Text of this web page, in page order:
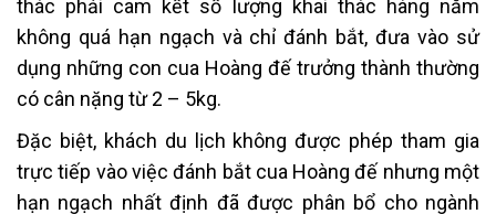
thác phải cam kết số lượng khai thác hàng năm
không quá hạn ngạch và chỉ đánh bắt, đưa vào sử
dụng những con cua Hoàng đế trưởng thành thường
có cân nặng từ 2 – 5kg.
Đặc biệt, khách du lịch không được phép tham gia
trực tiếp vào việc đánh bắt cua Hoàng đế nhưng một
hạn ngạch nhất định đã được phân bổ cho ngành